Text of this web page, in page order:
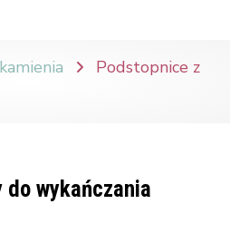
Podstopnice z
do wykańczania